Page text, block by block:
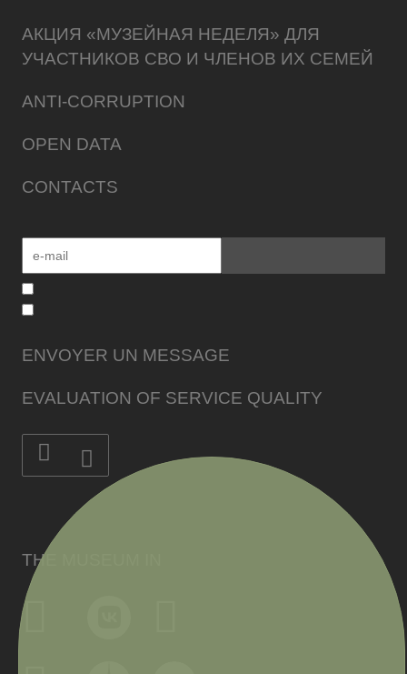
АКЦИЯ «МУЗЕЙНАЯ НЕДЕЛЯ» ДЛЯ
УЧАСТНИКОВ СВО И ЧЛЕНОВ ИХ СЕМЕЙ
ANTI-CORRUPTION
OPEN DATA
CONTACTS
THE MUSEUM IN
ENVOYER UN MESSAGE
EVALUATION OF SERVICE QUALITY